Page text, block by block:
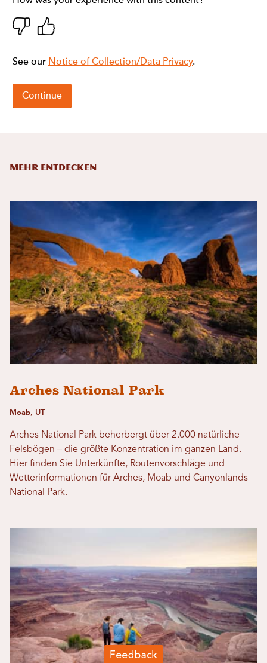
Mehr entdecken
Arches National Park
Moab, UT
Arches National Park beherbergt über 2.000 natürliche
Felsbögen – die größte Konzentration im ganzen Land.
Hier finden Sie Unterkünfte, Routenvorschläge und
Wetterinformationen für Arches, Moab und Canyonlands
National Park.